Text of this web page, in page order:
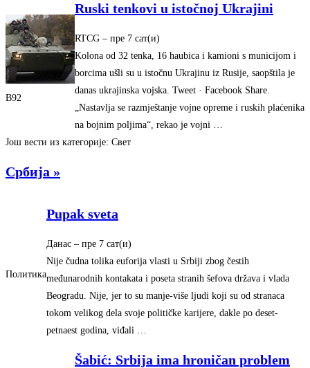
B92
Ruski tenkovi u istočnoj Ukrajini
RTCG – ‎пре 7 сат(и)‎
Kolona od 32 tenka, 16 haubica i kamioni s municijom i
borcima ušli su u istočnu Ukrajinu iz Rusije, saopštila je
danas ukrajinska vojska. Tweet · Facebook Share.
„Nastavlja se razmještanje vojne opreme i ruskih plaćenika
na bojnim poljima“, rekao je vojni …
Још вести из категорије: Свет
Србија »
Политика
Pupak sveta
Данас – ‎пре 7 сат(и)‎
Nije čudna tolika euforija vlasti u Srbiji zbog čestih
međunarodnih kontakata i poseta stranih šefova država i vlada
Beogradu. Nije, jer to su manje-više ljudi koji su od stranaca
tokom velikog dela svoje političke karijere, dakle po deset-
petnaest godina, viđali …
Šabić: Srbija ima hroničan problem